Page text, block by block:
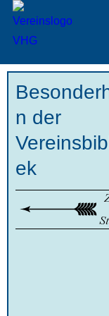
n der
ek